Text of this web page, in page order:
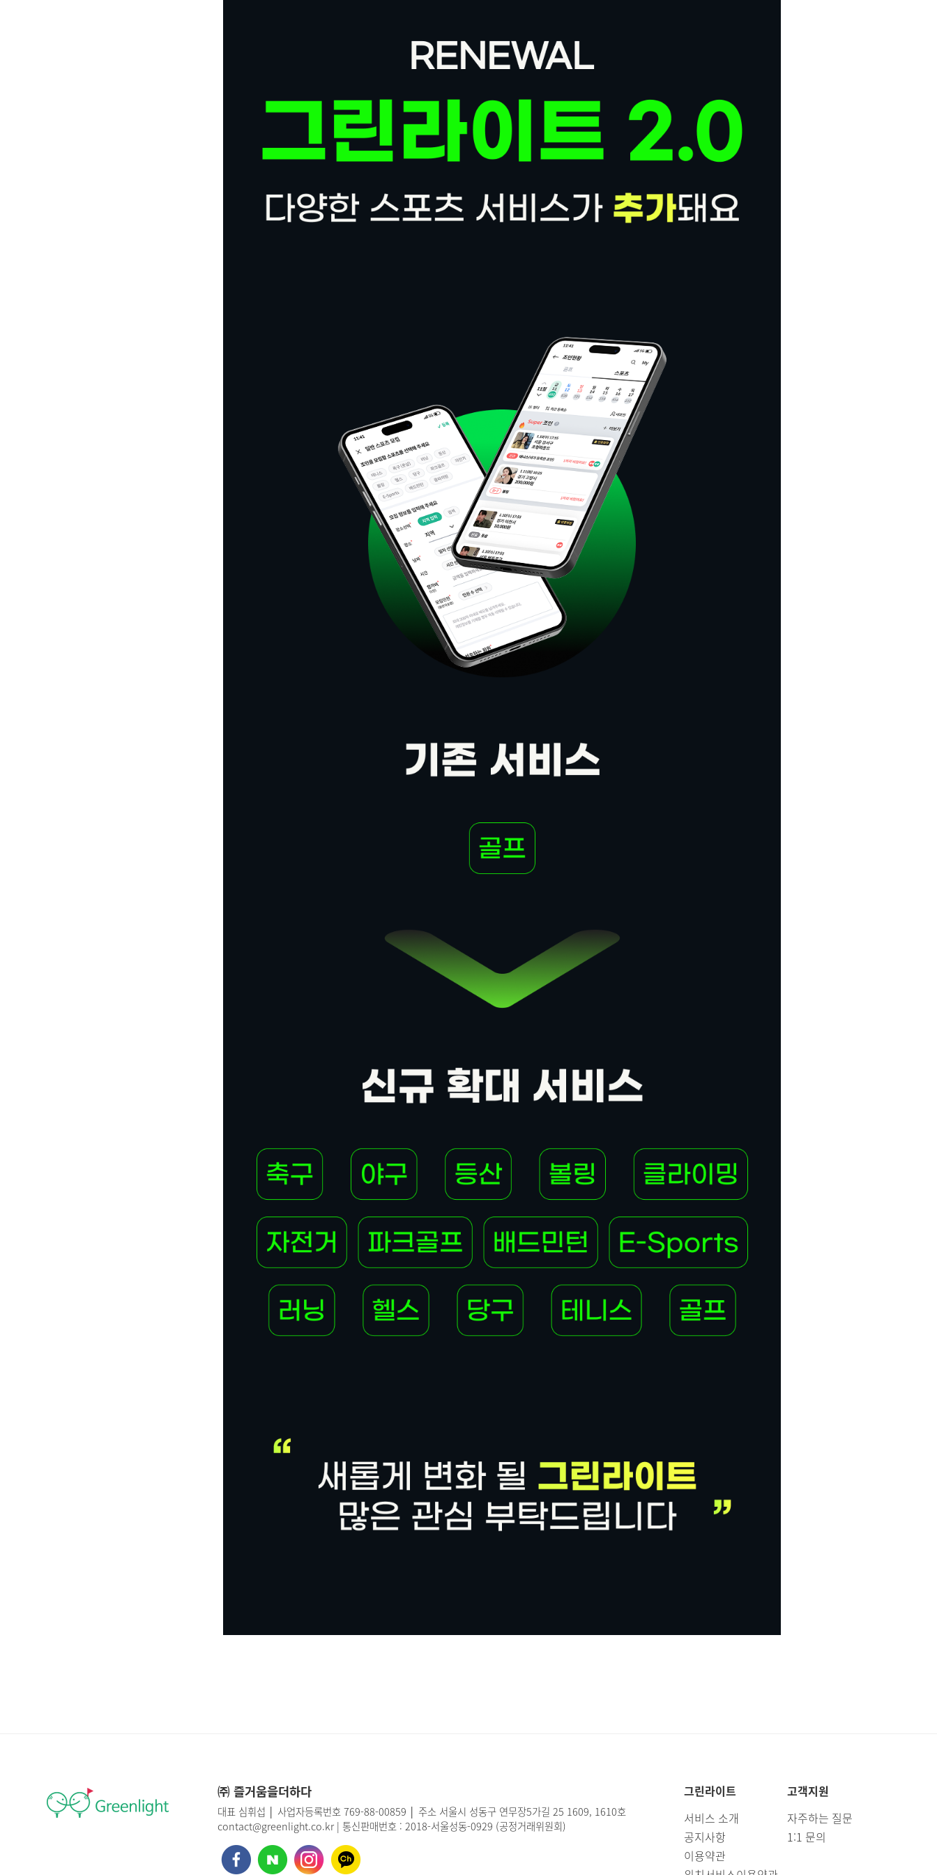
㈜ 즐거움을더하다
대표 심휘섭 │ 사업자등록번호 769-88-00859 │ 주소 서울시 성동구 연무장5가길 25 1609, 1610호
contact@greenlight.co.kr | 통신판매번호 : 2018-서울성동-0929 (공정거래위원회)
그린라이트
서비스 소개
공지사항
이용약관
고객지원
자주하는 질문
1:1 문의